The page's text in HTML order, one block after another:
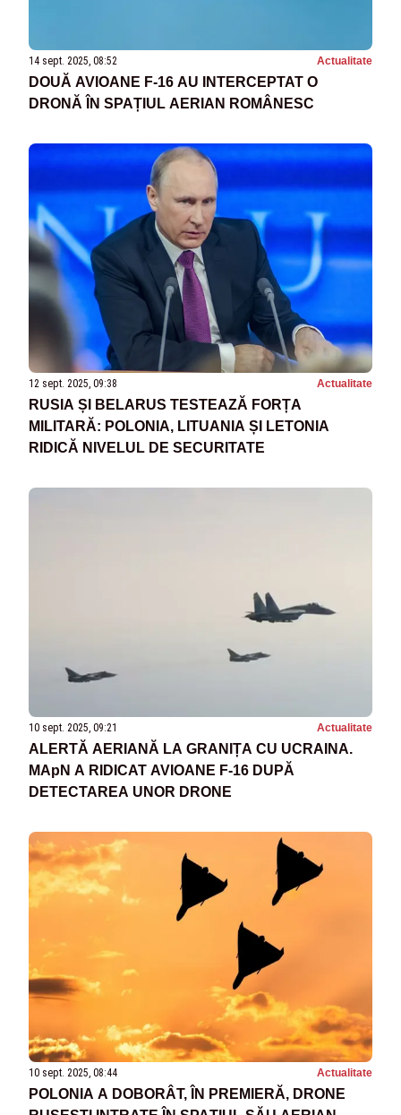
14 sept. 2025, 08:52 Actualitate
DOUĂ AVIOANE F-16 AU INTERCEPTAT O
DRONĂ ÎN SPAȚIUL AERIAN ROMÂNESC
12 sept. 2025, 09:38 Actualitate
RUSIA ȘI BELARUS TESTEAZĂ FORȚA
MILITARĂ: POLONIA, LITUANIA ȘI LETONIA
RIDICĂ NIVELUL DE SECURITATE
10 sept. 2025, 09:21 Actualitate
ALERTĂ AERIANĂ LA GRANIȚA CU UCRAINA.
MApN A RIDICAT AVIOANE F-16 DUPĂ
DETECTAREA UNOR DRONE
10 sept. 2025, 08:44 Actualitate
POLONIA A DOBORÂT, ÎN PREMIERĂ, DRONE